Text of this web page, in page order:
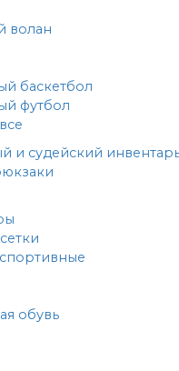
волан
баскетбол
футбол
и судейский
обувь